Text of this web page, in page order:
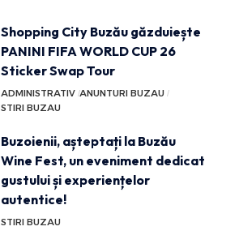
Shopping City Buzău găzduiește
PANINI FIFA WORLD CUP 26
Sticker Swap Tour
ADMINISTRATIV ANUNTURI BUZAU
STIRI BUZAU
Buzoienii, așteptați la Buzău
Wine Fest, un eveniment dedicat
gustului și experiențelor
autentice!
STIRI BUZAU